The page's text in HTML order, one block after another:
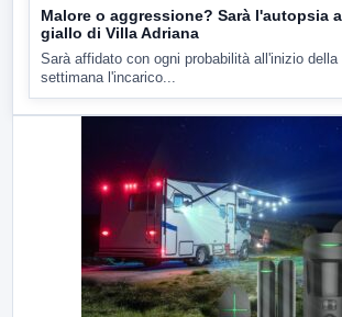
Malore o aggressione? Sarà l'autopsia
giallo di Villa Adriana
Sarà affidato con ogni probabilità all'inizio della
settimana l'incarico...